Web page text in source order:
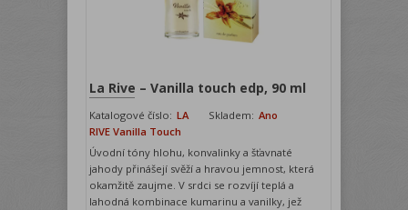
La Rive – Vanilla touch edp, 90 ml
Katalogové číslo: LA
RIVE Vanilla Touch
Skladem: Ano
Úvodní tóny hlohu, konvalinky a šťavnaté
jahody přinášejí svěží a hravou jemnost, která
okamžitě zaujme. V srdci se rozvíjí teplá a
lahodná kombinace kumarinu a vanilky, jež